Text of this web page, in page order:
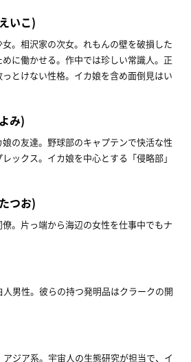
いこ)
。相沢家の次女。れもんの壁を破損した
に働かせる。作中では珍しい常識人。正
とけない性格。イカ娘を含め面倒見はい
み)
の友達。野球部のキャプテンで快活な性
ックス。イカ娘を中心とする「侵略部」
つお)
。片っ端から海辺の女性を仕事中でもナ
人男性。彼らの持つ発明品はクラークの開
アジア系。宇宙人の生態研究が担当で、イ